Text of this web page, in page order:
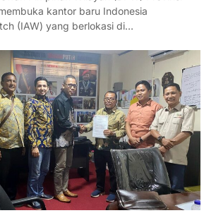
kantor baru Indonesia
(IAW) yang berlokasi di…